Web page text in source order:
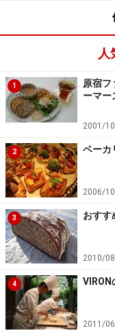
人
1
原宿
ーマー
2001/
2 ベーカ
2006/
3 おすす
2010/
4
2011/